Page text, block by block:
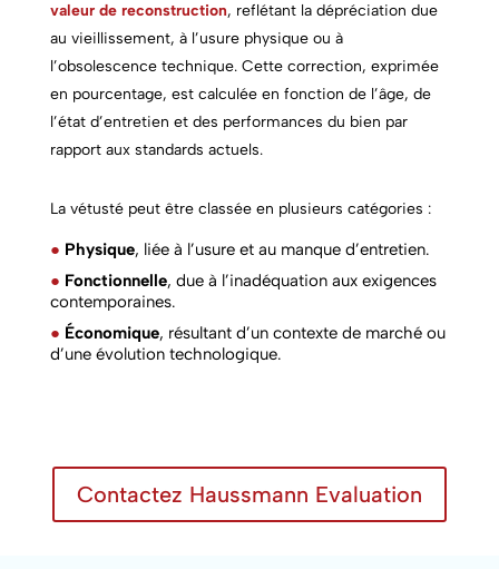
valeur de reconstruction, reflétant la dépréciation due
au vieillissement, à l’usure physique ou à
l’obsolescence technique. Cette correction, exprimée
en pourcentage, est calculée en fonction de l’âge, de
l’état d’entretien et des performances du bien par
rapport aux standards actuels.
La vétusté peut être classée en plusieurs catégories :
● Physique, liée à l’usure et au manque d’entretien.
● Fonctionnelle, due à l’inadéquation aux exigences
contemporaines.
● Économique, résultant d’un contexte de marché ou
d’une évolution technologique.
Contactez Haussmann Evaluation